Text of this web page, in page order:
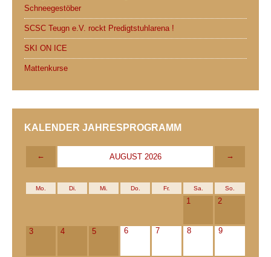
Schneegestöber
SCSC Teugn e.V. rockt Predigtstuhlarena !
SKI ON ICE
Mattenkurse
KALENDER JAHRESPROGRAMM
← AUGUST 2026 →
Mo. Di. Mi. Do. Fr. Sa. So.
1 2
3 4 5 6 7 8 9